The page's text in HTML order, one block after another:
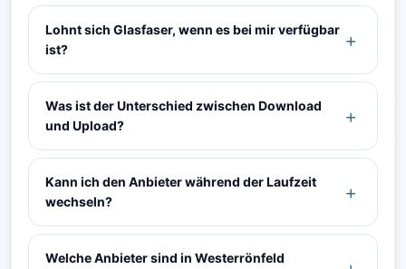
Lohnt sich Glasfaser, wenn es bei mir verfügbar
ist?
Was ist der Unterschied zwischen Download
und Upload?
Kann ich den Anbieter während der Laufzeit
wechseln?
Welche Anbieter sind in Westerrönfeld